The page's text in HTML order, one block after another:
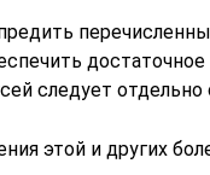
следует
этой и других